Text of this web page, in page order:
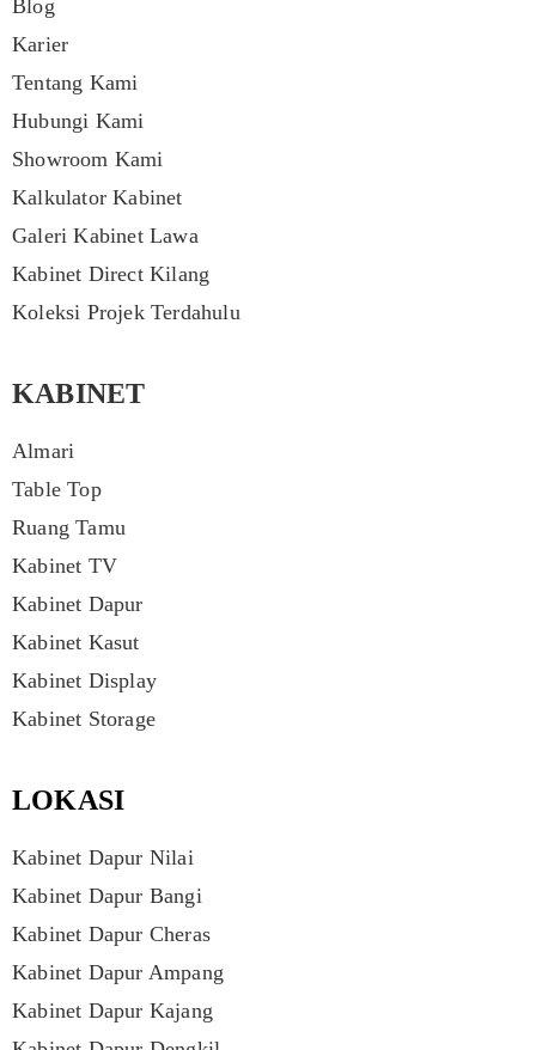
Blog
Karier
Tentang Kami
Hubungi Kami
Showroom Kami
Kalkulator Kabinet
Galeri Kabinet Lawa
Kabinet Direct Kilang
Koleksi Projek Terdahulu
KABINET
Almari
Table Top
Ruang Tamu
Kabinet TV
Kabinet Dapur
Kabinet Kasut
Kabinet Display
Kabinet Storage
LOKASI
Kabinet Dapur Nilai
Kabinet Dapur Bangi
Kabinet Dapur Cheras
Kabinet Dapur Ampang
Kabinet Dapur Kajang